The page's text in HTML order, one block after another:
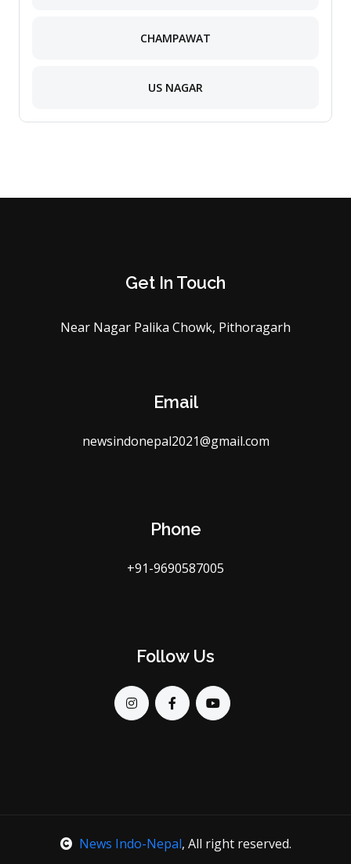
CHAMPAWAT
US NAGAR
Get In Touch
Near Nagar Palika Chowk, Pithoragarh
Email
newsindonepal2021@gmail.com
Phone
+91-9690587005
Follow Us
News Indo-Nepal, All right reserved.